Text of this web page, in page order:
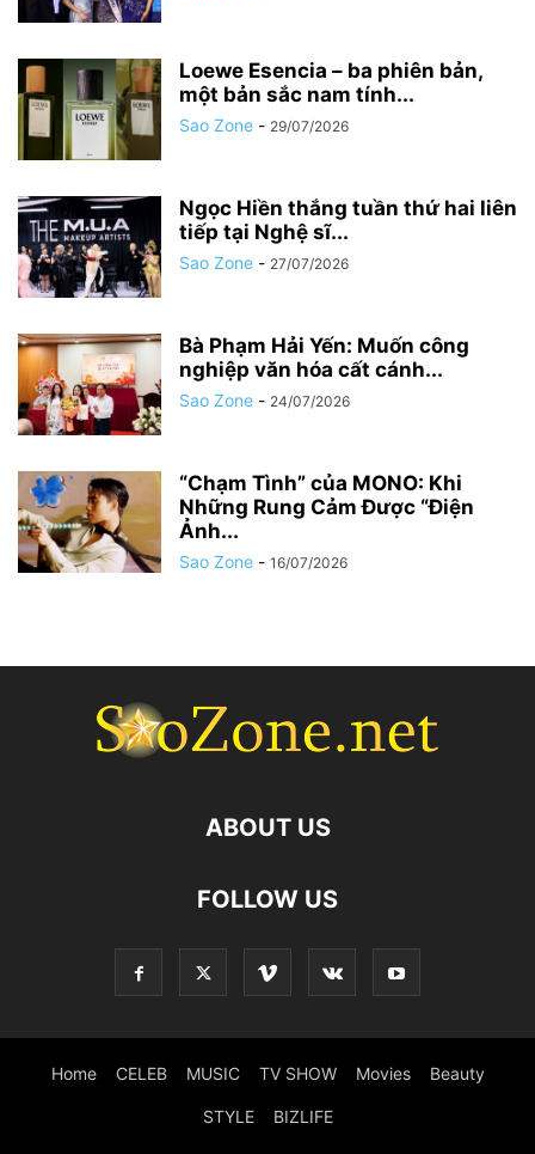
Loewe Esencia – ba phiên bản,
một bản sắc nam tính...
Sao Zone - 29/07/2026
Ngọc Hiền thắng tuần thứ hai liên
tiếp tại Nghệ sĩ...
Sao Zone - 27/07/2026
Bà Phạm Hải Yến: Muốn công
nghiệp văn hóa cất cánh...
Sao Zone - 24/07/2026
“Chạm Tình” của MONO: Khi
Những Rung Cảm Được “Điện
Ảnh...
Sao Zone - 16/07/2026
ABOUT US
FOLLOW US
Home CELEB MUSIC TV SHOW Movies Beauty
STYLE BIZLIFE